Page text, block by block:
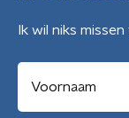
Ik wil niks